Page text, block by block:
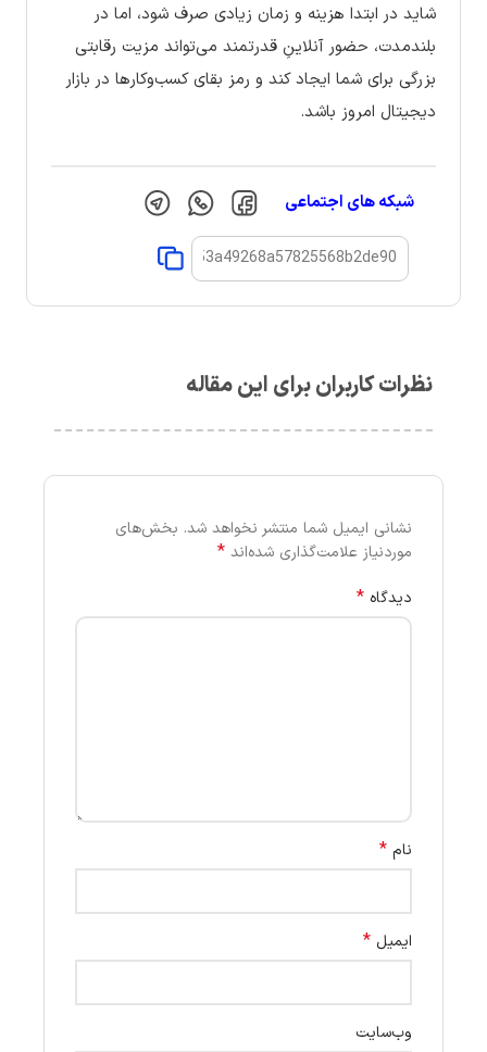
شاید در ابتدا هزینه و زمان زیادی صرف شود، اما در
بلندمدت، حضور آنلاینِ قدرتمند می‌تواند مزیت رقابتی
بزرگی برای شما ایجاد کند و رمز بقای کسب‌وکارها در بازار
دیجیتال امروز باشد.
شبکه های اجتماعی
نظرات کاربران برای این مقاله
نشانی ایمیل شما منتشر نخواهد شد. بخش‌های
موردنیاز علامت‌گذاری شده‌اند *
دیدگاه *
نام *
ایمیل *
وب‌سایت